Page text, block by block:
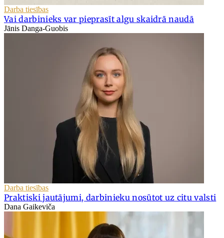
Darba tiesības
Vai darbinieks var pieprasīt algu skaidrā naudā
Jānis Danga-Guobis
Darba tiesības
Praktiski jautājumi, darbinieku nosūtot uz citu valsti
Dana Gaikeviča